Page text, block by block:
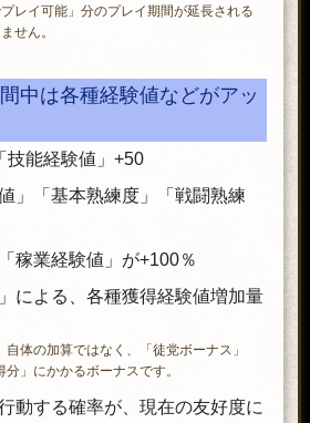
レイ可能」分のプレイ期間が延長される
せん。
中は各種経験値などがアッ
技能経験値」+50
」「基本熟練度」「戦闘熟練
稼業経験値」が+100％
による、各種獲得経験値増加量
体の加算ではなく、「徒党ボーナス」
」にかかるボーナスです。
動する確率が、現在の友好度に